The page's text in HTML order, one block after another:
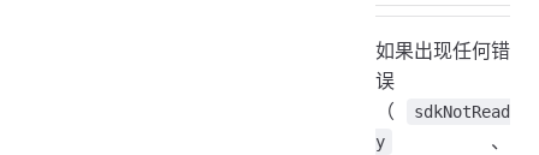
如果出现任何错
误
（
sdkNotRead
y
、